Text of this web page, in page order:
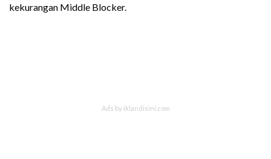
kekurangan Middle Blocker.